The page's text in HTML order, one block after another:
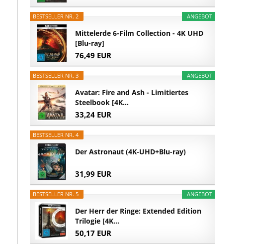
ANGEBOT
BESTSELLER NR. 2
Mittelerde 6-Film Collection - 4K UHD
[Blu-ray]
76,49 EUR
ANGEBOT
BESTSELLER NR. 3
Avatar: Fire and Ash - Limitiertes
Steelbook [4K...
33,24 EUR
BESTSELLER NR. 4
Der Astronaut (4K-UHD+Blu-ray)
31,99 EUR
ANGEBOT
BESTSELLER NR. 5
Der Herr der Ringe: Extended Edition
Trilogie [4K...
50,17 EUR